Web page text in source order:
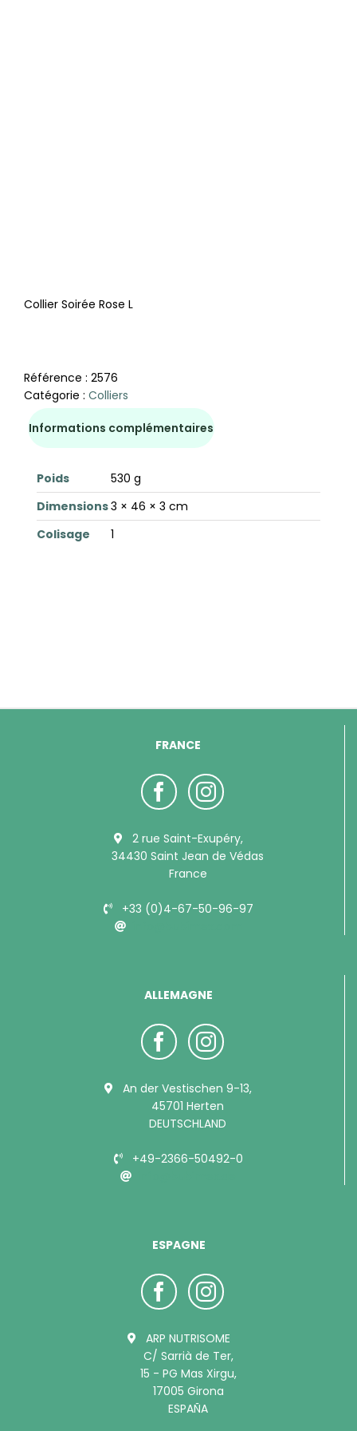
Collier Soirée Rose L
Référence : 2576
Catégorie : Colliers
Informations complémentaires
Poids
530 g
Dimensions3 × 46 × 3 cm
Colisage
1
FRANCE
2 rue Saint-Exupéry,
34430 Saint Jean de Védas
France
+33 (0)4-67-50-96-97
ALLEMAGNE
An der Vestischen 9-13,
45701 Herten
DEUTSCHLAND
+49-2366-50492-0
ESPAGNE
ARP NUTRISOME
C/ Sarrià de Ter,
15 - PG Mas Xirgu,
17005 Girona
ESPAÑA